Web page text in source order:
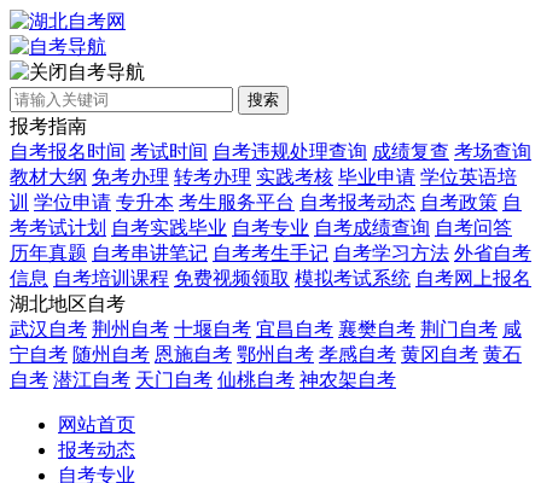
自考导航
搜索
报考指南
自考报名时间 考试时间 自考违规处理查询 成绩复查 考场查询
教材大纲 免考办理 转考办理 实践考核 毕业申请 学位英语培
训 学位申请 专升本 考生服务平台 自考报考动态 自考政策 自
考考试计划 自考实践毕业 自考专业 自考成绩查询 自考问答
历年真题 自考串讲笔记 自考考生手记 自考学习方法 外省自考
信息 自考培训课程 免费视频领取 模拟考试系统 自考网上报名
湖北地区自考
武汉自考 荆州自考 十堰自考 宜昌自考 襄樊自考 荆门自考 咸
宁自考 随州自考 恩施自考 鄂州自考 孝感自考 黄冈自考 黄石
自考 潜江自考 天门自考 仙桃自考 神农架自考
网站首页
报考动态
自考专业